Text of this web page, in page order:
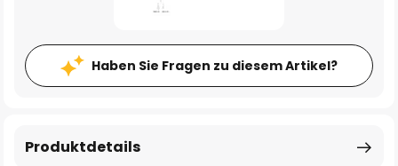
Haben Sie Fragen zu diesem Artikel?
Produktdetails